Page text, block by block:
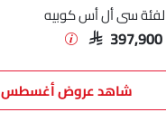
سي أل أس كوبيه
SAR
شاهد عروض أغسطس